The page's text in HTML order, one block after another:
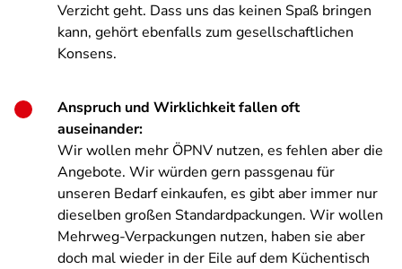
Verzicht geht. Dass uns das keinen Spaß bringen
kann, gehört ebenfalls zum gesellschaftlichen
Konsens.
Anspruch und Wirklichkeit fallen oft
auseinander:
Wir wollen mehr ÖPNV nutzen, es fehlen aber die
Angebote. Wir würden gern passgenau für
unseren Bedarf einkaufen, es gibt aber immer nur
dieselben großen Standardpackungen. Wir wollen
Mehrweg-Verpackungen nutzen, haben sie aber
doch mal wieder in der Eile auf dem Küchentisch